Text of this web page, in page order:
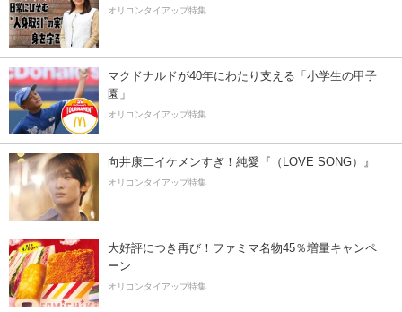
オリコンタイアップ特集
マクドナルドが40年にわたり支える「小学生の甲子
園」
オリコンタイアップ特集
向井康二イケメンすぎ！純愛『（LOVE SONG）』
オリコンタイアップ特集
大好評につき再び！ファミマ名物45％増量キャンペ
ーン
オリコンタイアップ特集